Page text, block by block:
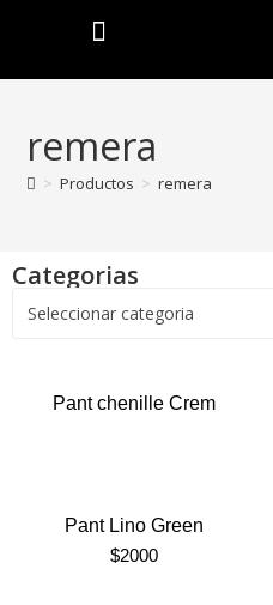
remera
> Productos > remera
Categorias
Seleccionar categoria
Pant chenille Crem
Pant Lino Green
$2000